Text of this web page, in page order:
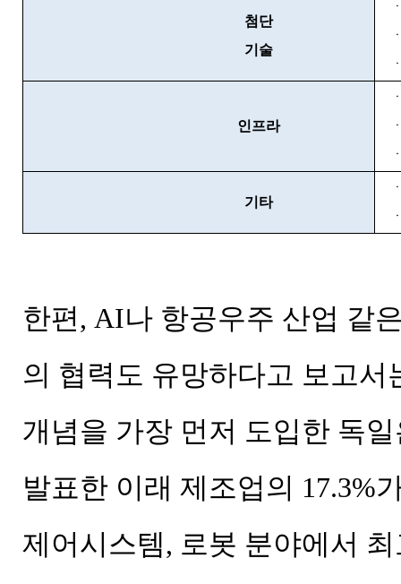
첨단
기술
인프라
기타
한편, AI나 항공우주 산업 같
의 협력도 유망하다고 보고서
개념을 가장 먼저 도입한 독
발표한 이래 제조업의 17.3%
제어시스템, 로봇 분야에서